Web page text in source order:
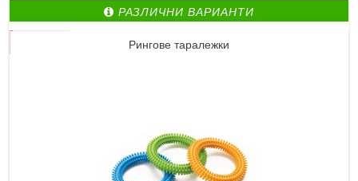
РАЗЛИЧНИ ВАРИАНТИ
Рингове таралежки